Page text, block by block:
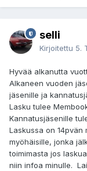
selli
Kirjoitettu 5.
Hyvää alkanutta
Alkaneen vuoden
jäsenille ja
Lasku tulee
Kannatusjäsenille
Laskussa on 14pvän
myöhäisille, jonka
toimimasta jos
niin infoa minulle.